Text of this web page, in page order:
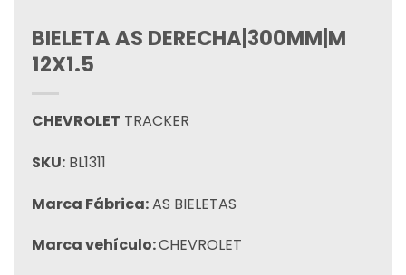
BIELETA AS DERECHA|300MM|M
12X1.5
CHEVROLET TRACKER
SKU: BL1311
Marca Fábrica:AS BIELETAS
Marca vehículo:CHEVROLET